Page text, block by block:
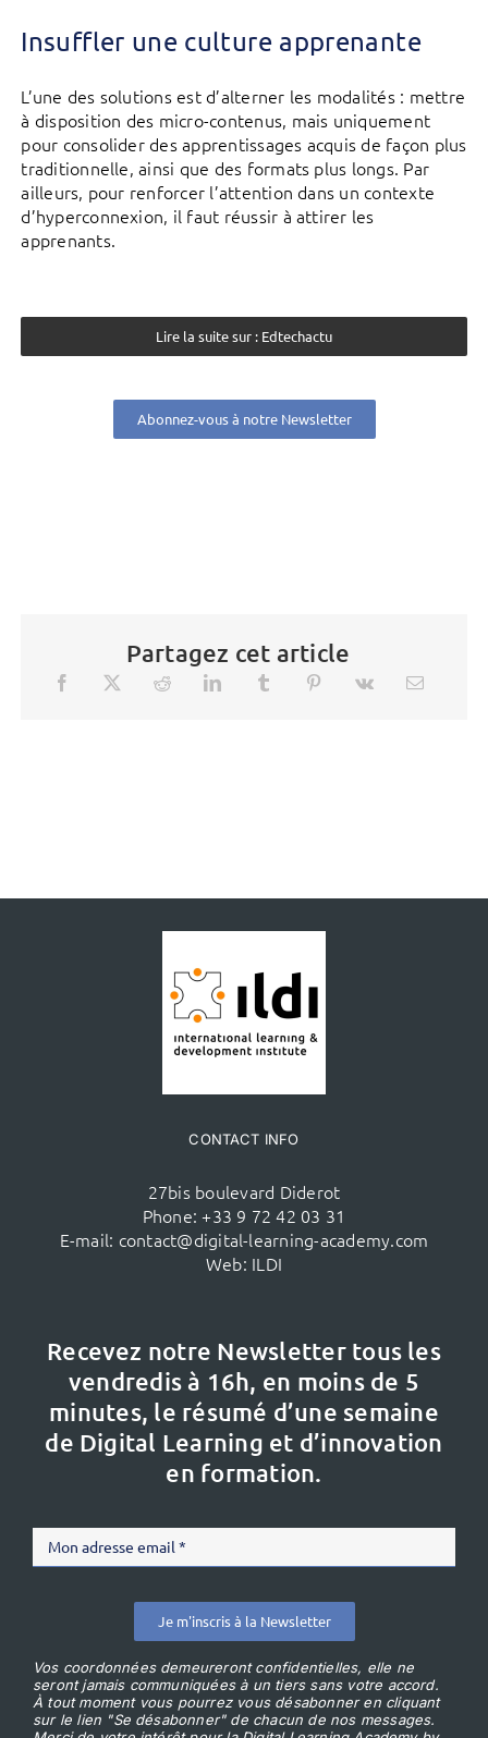
Insuffler une culture apprenante
L’une des solutions est d’alterner les modalités : mettre
à disposition des micro-contenus, mais uniquement
pour consolider des apprentissages acquis de façon plus
traditionnelle, ainsi que des formats plus longs. Par
ailleurs, pour renforcer l’attention dans un contexte
d’hyperconnexion, il faut réussir à attirer les
apprenants.
Lire la suite sur : Edtechactu
Abonnez-vous à notre Newsletter
Partagez cet article
CONTACT INFO
27bis boulevard Diderot
Phone: +33 9 72 42 03 31
E-mail: contact@digital-learning-academy.com
Web: ILDI
Recevez notre Newsletter tous les
vendredis à 16h, en moins de 5
minutes, le résumé d’une semaine
de Digital Learning et d’innovation
en formation.
Je m'inscris à la Newsletter
Vos coordonnées demeureront confidentielles, elle ne
seront jamais communiquées à un tiers sans votre accord.
À tout moment vous pourrez vous désabonner en cliquant
sur le lien "Se désabonner" de chacun de nos messages.